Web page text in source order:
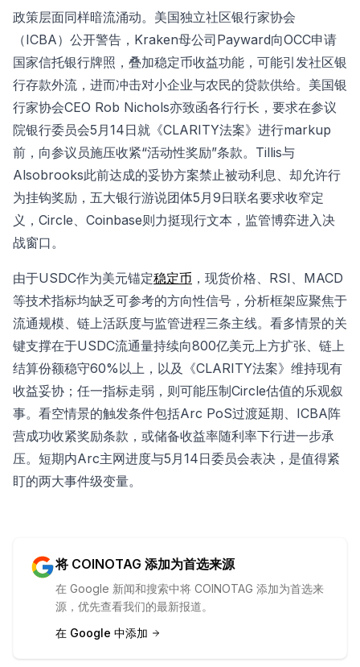
政策层面同样暗流涌动。美国独立社区银行家协会
（ICBA）公开警告，Kraken母公司Payward向OCC申请
国家信托银行牌照，叠加稳定币收益功能，可能引发社区银
行存款外流，进而冲击对小企业与农民的贷款供给。美国银
行家协会CEO Rob Nichols亦致函各行行长，要求在参议
院银行委员会5月14日就《CLARITY法案》进行markup
前，向参议员施压收紧“活动性奖励”条款。Tillis与
Alsobrooks此前达成的妥协方案禁止被动利息、却允许行
为挂钩奖励，五大银行游说团体5月9日联名要求收窄定
义，Circle、Coinbase则力挺现行文本，监管博弈进入决
战窗口。
由于USDC作为美元锚定稳定币 ，现货价格、RSI、MACD
等技术指标均缺乏可参考的方向性信号，分析框架应聚焦于
流通规模、链上活跃度与监管进程三条主线。看多情景的关
键支撑在于USDC流通量持续向800亿美元上方扩张、链上
结算份额稳守60%以上，以及《CLARITY法案》维持现有
收益妥协；任一指标走弱，则可能压制Circle估值的乐观叙
事。看空情景的触发条件包括Arc PoS过渡延期、ICBA阵
营成功收紧奖励条款，或储备收益率随利率下行进一步承
压。短期内Arc主网进度与5月14日委员会表决，是值得紧
盯的两大事件级变量。
将 COINOTAG 添加为首选来源
在 Google 新闻和搜索中将 COINOTAG 添加为首选来
源，优先查看我们的最新报道。
在 Google 中添加